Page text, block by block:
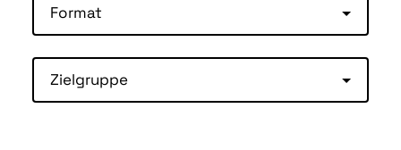
Format
Zielgruppe